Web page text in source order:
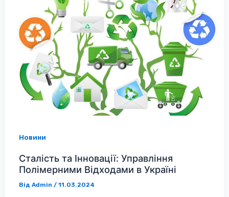
Новини
Сталість та Інновації: Управління
Полімерними Відходами в Україні
Від Admin / 11.03.2024